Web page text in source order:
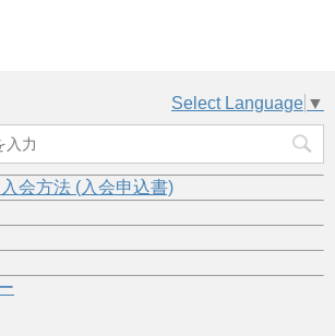
Select Language ▼
会方法 (入会申込書)